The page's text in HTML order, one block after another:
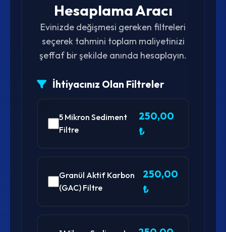
Hesaplama Aracı
Evinizde değişmesi gereken filtreleri
seçerek tahmini toplam maliyetinizi
şeffaf bir şekilde anında hesaplayın.
İhtiyacınız Olan Filtreler
5 Mikron Sediment
Filtre
250,00
₺
Granül Aktif Karbon
(GAC) Filtre
250,00
₺